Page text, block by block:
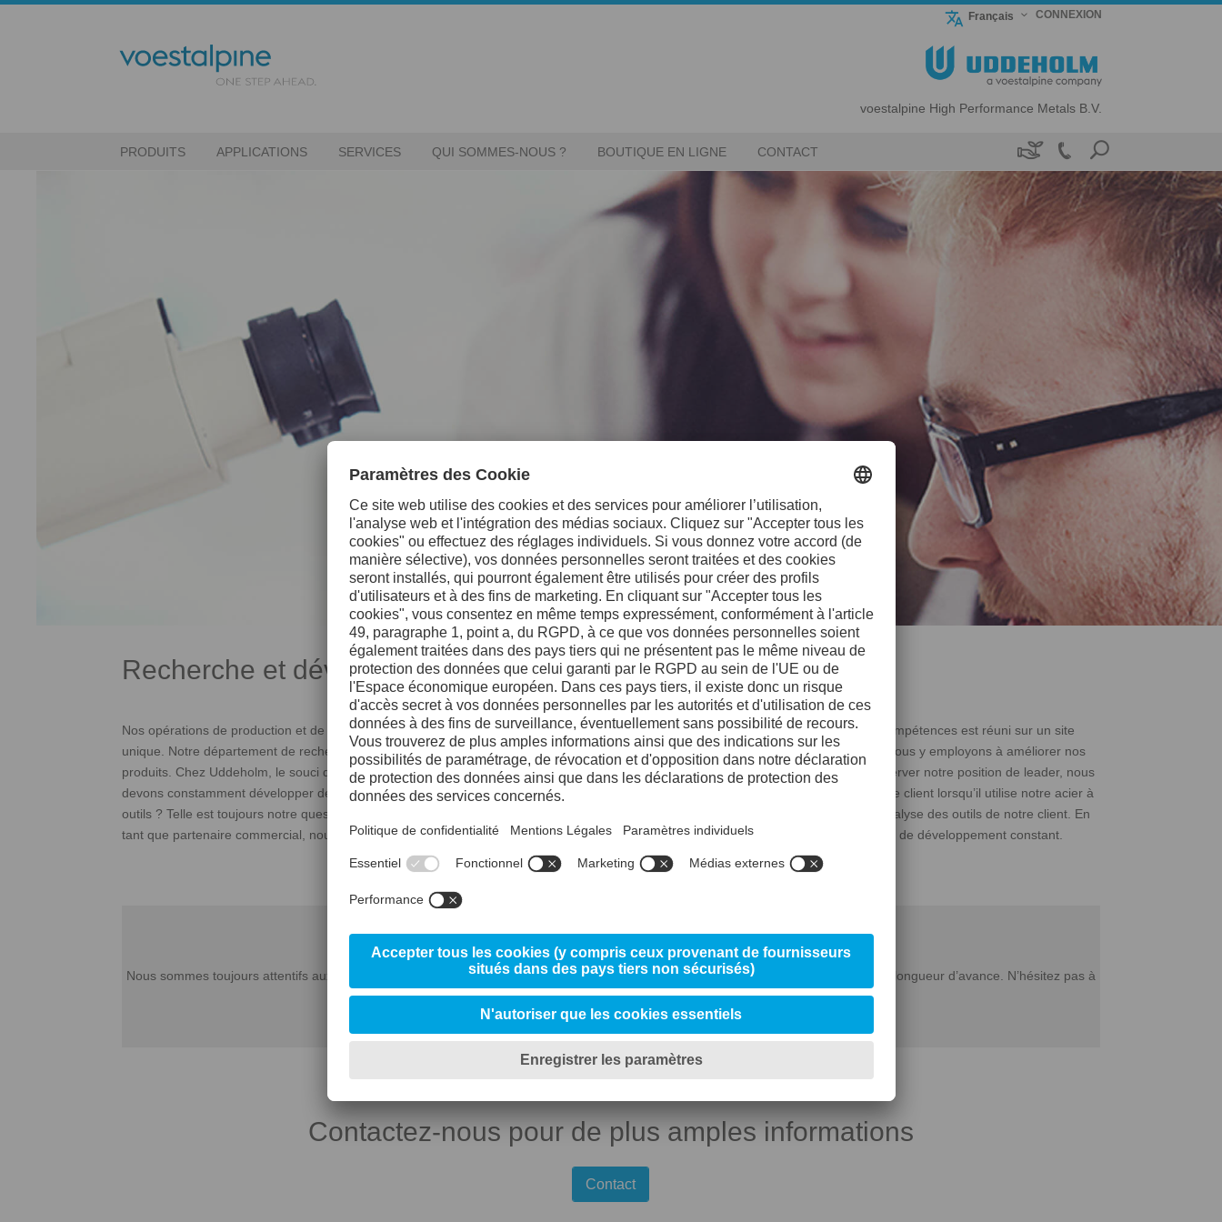
Français CONNEXION
voestalpine High Performance Metals B.V.
PRODUITS APPLICATIONS SERVICES QUI SOMMES-NOUS ? BOUTIQUE EN LIGNE CONTACT 
Recherche et développement
Nos opérations de production et de recherche et développement sont basées en Suède. L’ensemble de notre savoir-faire et de nos compétences est réuni sur un site
unique. Notre département de recherche et développement constitue l’un des meilleurs laboratoires de Suède. Jour après jour, nous nous y employons à améliorer nos
produits. Chez Uddeholm, le souci de la qualité, les besoins de nos clients et la recherche en continu sont indissociables. Afin de conserver notre position de leader, nous
devons constamment développer de nouveaux produits et renouveler notre gamme existante. Quels sont les défis rencontrés par notre client lorsqu’il utilise notre acier à
outils ? Telle est toujours notre question de départ, que cela concerne les propriétés du matériau, de nouvelles nuances d’acier ou l’analyse des outils de notre client. En
tant que partenaire commercial, nous nous démarquons par notre détermination à identifier de nouvelles solutions et par notre volonté de développement constant.
Vous souhaitez façonner l’avenir à nos côtés ?
Nous sommes toujours attentifs aux candidats désireux de prendre part à notre développement et à nos efforts pour conserver notre longueur d’avance. N’hésitez pas à
nous contacter !
Contactez-nous pour de plus amples informations
Contact